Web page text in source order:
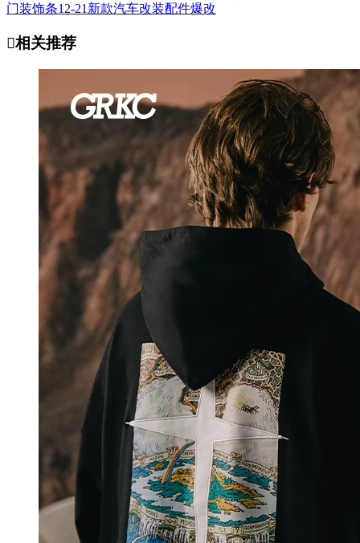
门装饰条12-21新款汽车改装配件爆改
相关推荐